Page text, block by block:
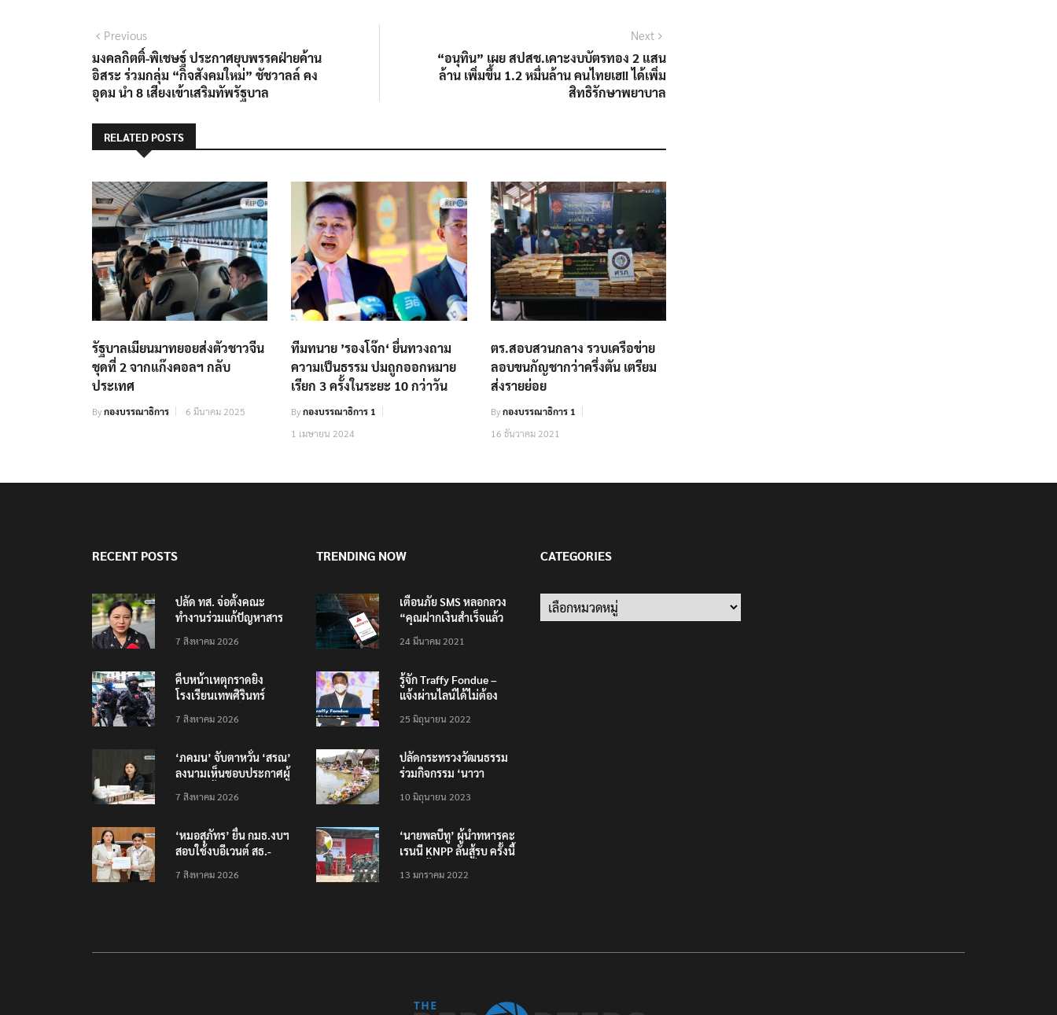
Previous
มงคลกิตติ์-พิเชษฐ์ ประกาศยุบพรรคฝ่ายค้าน
อิสระ ร่วมกลุ่ม “กิจสังคมใหม่” ชัชวาลล์ คง
อุดม นำ 8 เสียงเข้าเสริมทัพรัฐบาล
Next
“อนุทิน” เผย สปสช.เคาะงบบัตรทอง 2 แสน
ล้าน เพิ่มขึ้น 1.2 หมื่นล้าน คนไทยเฮ!! ได้เพิ่ม
สิทธิรักษาพยาบาล
RELATED POSTS
รัฐบาลเมียนมาทยอยส่งตัวชาวจีน
ชุดที่ 2 จากแก๊งคอลฯ กลับ
ประเทศ
Byกองบรรณาธิการ 6 มีนาคม 2025
ทีมทนาย ’รองโจ๊ก‘ ยื่นทวงถาม
ความเป็นธรรม ปมถูกออกหมาย
เรียก 3 ครั้งในระยะ 10 กว่าวัน
Byกองบรรณาธิการ 1
1 เมษายน 2024
ตร.สอบสวนกลาง รวบเครือข่าย
ลอบขนกัญชากว่าครึ่งตัน เตรียม
ส่งรายย่อย
Byกองบรรณาธิการ 1
16 ธันวาคม 2021
RECENT POSTS
ปลัด ทส. จ่อตั้งคณะ
ทำงานร่วมแก้ปัญหาสาร
ไทย-เมียนมา
7 สิงหาคม 2026
คืบหน้าเหตุกราดยิง
โรงเรียนเทพศิรินทร์
15 เสียชีวิตแล้ว 5
7 สิงหาคม 2026
‘ภคมน’ จับตาหวั่น ‘สรณ’
ลงนามเห็นชอบประกาศผู้
โครงการกองทุน USO
7 สิงหาคม 2026
‘หมอสุภัทร’ ยื่น กมธ.งบฯ
สอบใช้งบอีเวนต์ สธ.-
ล้าน
7 สิงหาคม 2026
TRENDING NOW
เตือนภัย SMS หลอกลวง
“คุณฝากเงินสำเร็จแล้ว
200,000 บาท”
24 มีนาคม 2021
รู้จัก Traffy Fondue –
แจ้งผ่านไลน์ได้ไม่ต้อง
ทั่วไทย ไม่ใช่แค่ในกรุง
25 มิถุนายน 2022
ปลัดกระทรวงวัฒนธรรม
ร่วมกิจกรรม ‘นาวา
ตักบาตรทางน้ำ
10 มิถุนายน 2023
‘นายพลบีทู’ ผู้นำทหารคะ
เรนนี KNPP ลั่นสู้รบ ครั้งนี้
ประชาชนต้องชนะ
13 มกราคม 2022
CATEGORIES